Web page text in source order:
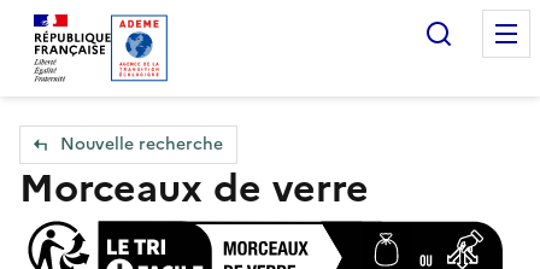
Accueil — Que Faire de mes objets & déchets
Nouvelle recherche
Morceaux de verre